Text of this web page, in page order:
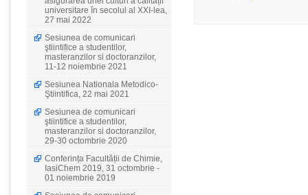
universitare în secolul al XXI-lea,
27 mai 2022
Sesiunea de comunicari
ştiintifice a studentilor,
masteranzilor si doctoranzilor,
11-12 noiembrie 2021
Sesiunea Nationala Metodico-
Ştiintifica, 22 mai 2021
Sesiunea de comunicari
ştiintifice a studentilor,
masteranzilor si doctoranzilor,
29-30 octombrie 2020
Conferința Facultății de Chimie,
IasiChem 2019, 31 octombrie -
01 noiembrie 2019